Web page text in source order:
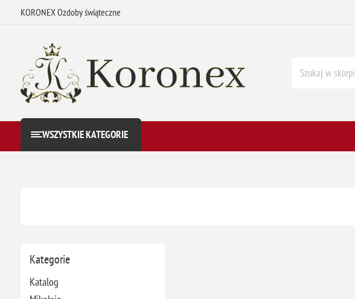
KORONEX Ozdoby świąteczne
WSZYSTKIE KATEGORIE
Kategorie
Katalog